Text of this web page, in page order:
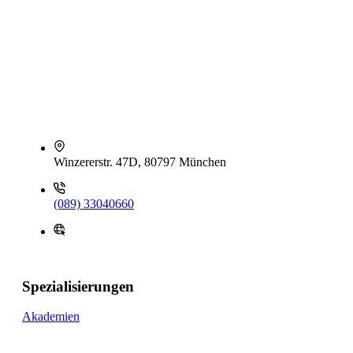
Winzererstr. 47D, 80797 München
(089) 33040660
Spezialisierungen
Akademien